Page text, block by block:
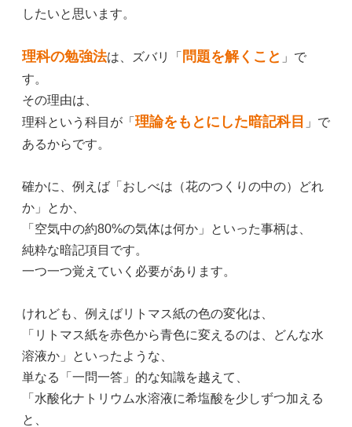
したいと思います。
理科の勉強法は、ズバリ「 問題を解くこと 」で
す。
その理由は、
理科という科目が「 理論をもとにした暗記科目
」で
あるからです。
確かに、例えば「おしべは（花のつくりの中の）どれ
か」とか、
「空気中の約80%の気体は何か」といった事柄は、
純粋な暗記項目です。
一つ一つ覚えていく必要があります。
けれども、例えばリトマス紙の色の変化は、
「リトマス紙を赤色から青色に変えるのは、どんな水
溶液か」といったような、
単なる「一問一答」的な知識を越えて、
「水酸化ナトリウム水溶液に希塩酸を少しずつ加える
と、